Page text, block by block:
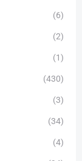
(6)
(2)
(1)
(430)
(3)
(34)
(4)